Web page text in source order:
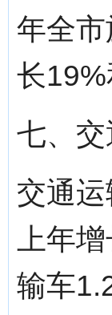
年全
长19%
七、
交通
上年
输车